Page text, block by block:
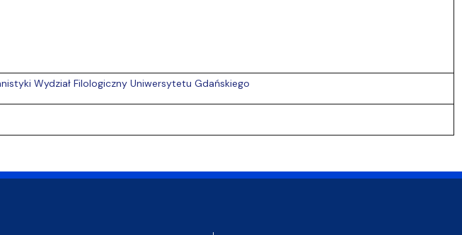
Wydział Filologiczny Uniwersytetu Gdańskiego